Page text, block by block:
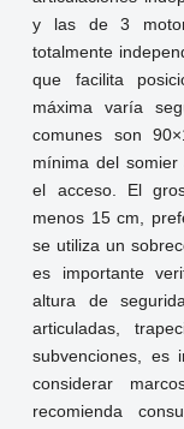
y las de 3
totalmente
que facilita
máxima varía
comunes son
mínima del
el acceso. El
menos 15 cm,
se utiliza un
es importante
altura de
articuladas,
subvenciones, es
considerar
recomienda